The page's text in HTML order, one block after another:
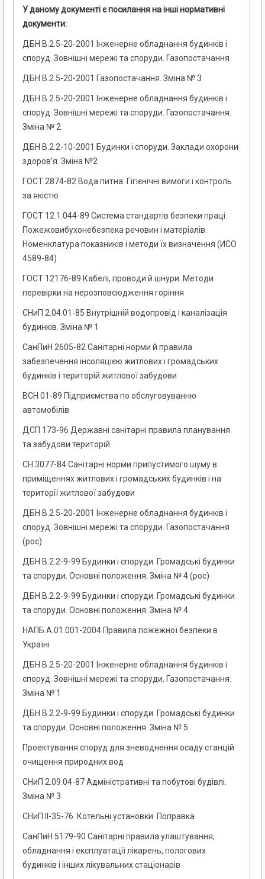
У даному документі є посилання на інші нормативні
документи:
ДБН В.2.5-20-2001 Інженерне обладнання будинків і
споруд. Зовнішні мережі та споруди. Газопостачання
ДБН В.2.5-20-2001 Газопостачання. Зміна № 3
ДБН В.2.5-20-2001 Інженерне обладнання будинків і
споруд. Зовнішні мережі та споруди. Газопостачання.
Зміна № 2
ДБН В.2.2-10-2001 Будинки і споруди. Заклади охорони
здоров’я. Зміна №2
ГОСТ 2874-82 Вода питна. Гігієнічні вимоги і контроль
за якістю
ГОСТ 12.1.044-89 Система стандартів безпеки праці.
Пожежовибухонебезпека речовин і матеріалів.
Номенклатура показників і методи їх визначення (ИСО
4589-84)
ГОСТ 12176-89 Кабелі, проводи й шнури. Методи
перевірки на нерозповсюдження горіння
СНиП 2.04.01-85 Внутрішній водопровід і каналізація
будинків. Зміна № 1
СанПиН 2605-82 Санітарні норми й правила
забезпечення інсоляцією житлових і громадських
будинків і територій житлової забудови
ВСН 01-89 Підприємства по обслуговуванню
автомобілів
ДСП 173-96 Державні санітарні правила планування
та забудови територій
СН 3077-84 Санітарні норми припустимого шуму в
приміщеннях житлових і громадських будинків і на
території житлової забудови
ДБН В.2.5-20-2001 Інженерне обладнання будинків і
споруд. Зовнішні мережі та споруди. Газопостачання
(рос)
ДБН В.2.2-9-99 Будинки і споруди. Громадські будинки
та споруди. Основні положення. Зміна № 4 (рос)
ДБН В.2.2-9-99 Будинки і споруди. Громадські будинки
та споруди. Основні положення. Зміна № 4
НАПБ А.01.001-2004 Правила пожежної безпеки в
Україні
ДБН В.2.5-20-2001 Інженерне обладнання будинків і
споруд. Зовнішні мережі та споруди. Газопостачання.
Зміна № 1
ДБН В.2.2-9-99 Будинки і споруди. Громадські будинки
та споруди. Основні положення. Зміна № 5
Проектування споруд для зневоднення осаду станцій
очищення природних вод
СНиП 2.09.04-87 Адміністративні та побутові будівлі.
Зміна № 3
СНиП ІІ-35-76. Котельні установки. Поправка
СанПиН 5179-90 Санітарні правила улаштування,
обладнання і експлуатації лікарень, пологових
будинків і інших лікувальних стаціонарів